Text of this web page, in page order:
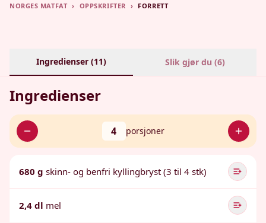
NORGES MATFAT › OPPSKRIFTER › FORRETT
Ingredienser (11) Slik gjør du (6)
Ingredienser
4 porsjoner
680 g skinn- og benfri kyllingbryst (3 til 4 stk)
2,4 dl mel